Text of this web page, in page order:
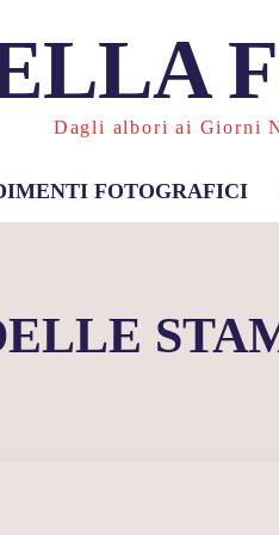
Dagli albori ai Giorni
FOTOGRAFICI